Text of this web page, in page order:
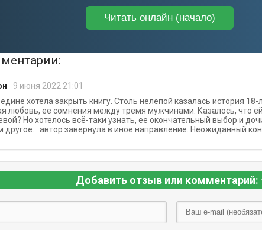
Читать онлайн (начало)
9 июня 2022 21:01
хотела закрыть книгу. Столь нелепой казалась история
любовь, ее сомнения между тремя мужчинами. Казалось, что
Но хотелось всё-таки узнать, ее окончательный выбор и
другое… автор завернула в иное направление. Неожиданный
Добавить отзыв или комментарий: